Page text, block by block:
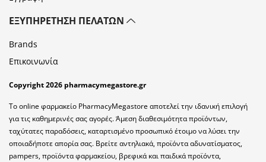
ΕΞΥΠΗΡΈΤΗΣΗ ΠΕΛΑΤΏΝ
Brands
Επικοινωνία
Copyright 2026 pharmacymegastore.gr
Το online φαρμακείο PharmacyMegastore αποτελεί την ιδανική επιλογή
για τις καθημερινές σας αγορές. Άμεση διαθεσιμότητα προϊόντων,
ταχύτατες παραδόσεις, καταρτισμένο προσωπικό έτοιμο να λύσει την
οποιαδήποτε απορία σας. Βρείτε αντηλιακά, προϊόντα αδυνατίσματος,
pampers, προϊόντα φαρμακείου, βρεφικά και παιδικά προϊόντα,